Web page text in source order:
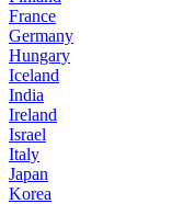
France
Germany
Hungary
Iceland
India
Ireland
Israel
Italy
Japan
Korea